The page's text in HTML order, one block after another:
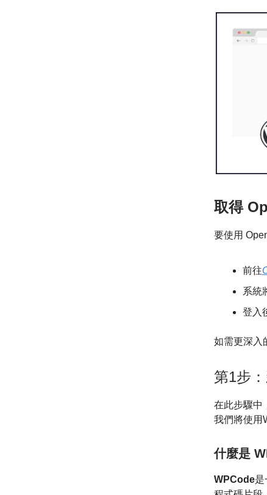
取得
要使用
前往
系統
登入
如需更深入
第1步
在此步驟中
我們將使用
什麼是
WPCode是